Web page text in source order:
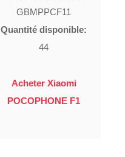
GBMPPCF11
Quantité disponible:
44
Acheter Xiaomi
POCOPHONE F1